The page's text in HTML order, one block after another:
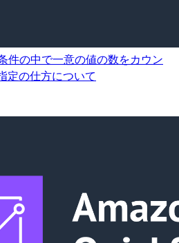
件の中で一意の値の数をカウン
定の仕方について